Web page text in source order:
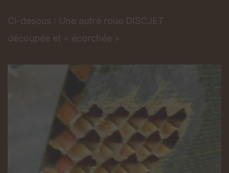
Ci-desous : Une autre roue DISCJET
découpée et « écorchée »